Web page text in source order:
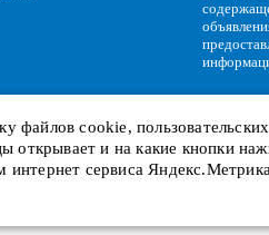
персональных данныхи
KBPCopyright © 2018-2026.
файловcookie,
открывает и на какие кнопки
интернет сервиса